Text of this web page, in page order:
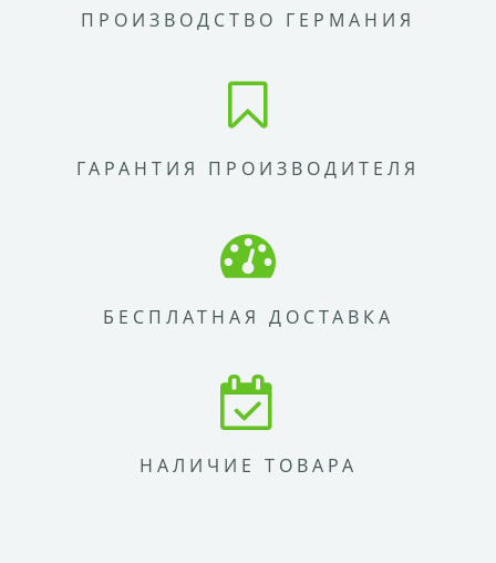
ПРОИЗВОДСТВО ГЕРМАНИЯ
ГАРАНТИЯ ПРОИЗВОДИТЕЛЯ
БЕСПЛАТНАЯ ДОСТАВКА
НАЛИЧИЕ ТОВАРА